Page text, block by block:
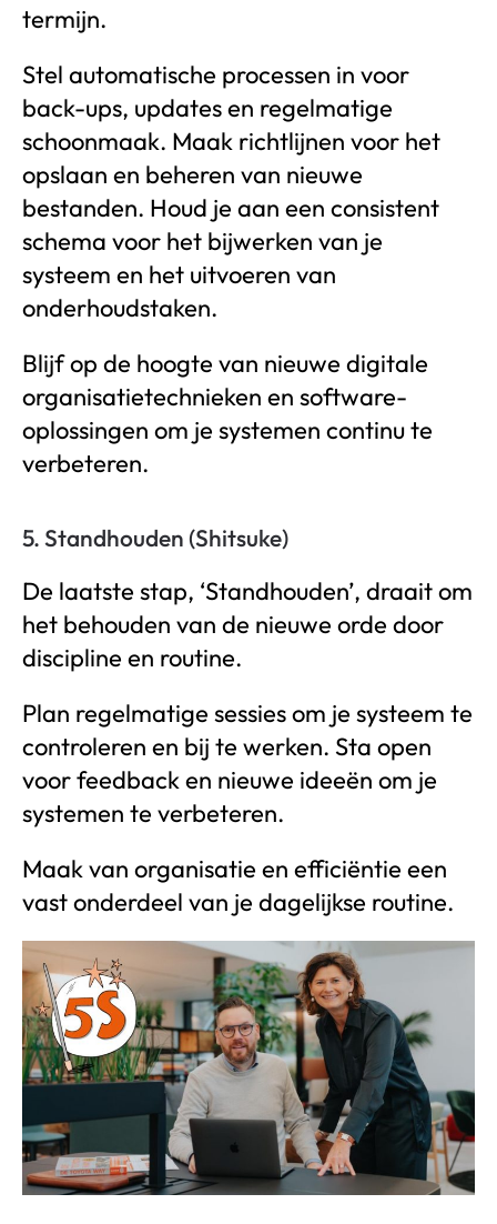
termijn.
Stel automatische processen in voor
back-ups, updates en regelmatige
schoonmaak. Maak richtlijnen voor het
opslaan en beheren van nieuwe
bestanden. Houd je aan een consistent
schema voor het bijwerken van je
systeem en het uitvoeren van
onderhoudstaken.
Blijf op de hoogte van nieuwe digitale
organisatietechnieken en software-
oplossingen om je systemen continu te
verbeteren.
5. Standhouden (Shitsuke)
De laatste stap, ‘Standhouden’, draait om
het behouden van de nieuwe orde door
discipline en routine.
Plan regelmatige sessies om je systeem te
controleren en bij te werken. Sta open
voor feedback en nieuwe ideeën om je
systemen te verbeteren.
Maak van organisatie en efficiëntie een
vast onderdeel van je dagelijkse routine.